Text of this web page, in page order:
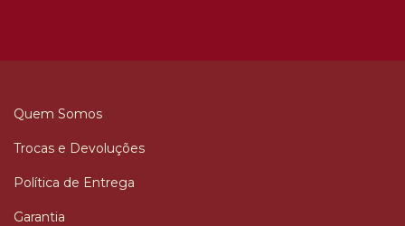
Quem Somos
Trocas e Devoluções
Política de Entrega
Garantia